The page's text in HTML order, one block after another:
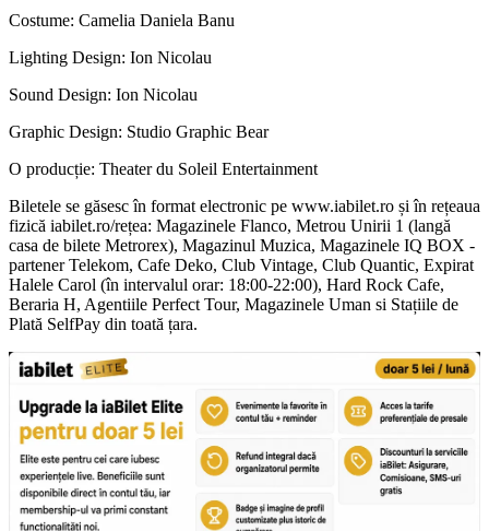
Costume: Camelia Daniela Banu
Lighting Design: Ion Nicolau
Sound Design: Ion Nicolau
Graphic Design: Studio Graphic Bear
O producție: Theater du Soleil Entertainment
Biletele se găsesc în format electronic pe www.iabilet.ro și în rețeaua
fizică iabilet.ro/rețea: Magazinele Flanco, Metrou Unirii 1 (langă
casa de bilete Metrorex), Magazinul Muzica, Magazinele IQ BOX -
partener Telekom, Cafe Deko, Club Vintage, Club Quantic, Expirat
Halele Carol (în intervalul orar: 18:00-22:00), Hard Rock Cafe,
Beraria H, Agentiile Perfect Tour, Magazinele Uman si Stațiile de
Plată SelfPay din toată țara.